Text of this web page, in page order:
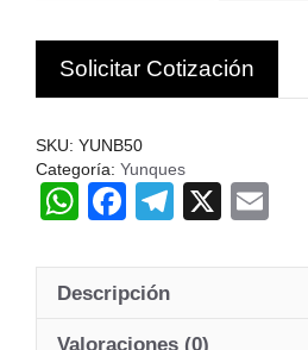
FORJA
DE
50KG
ME
cantidad
Solicitar Cotización
SKU: YUNB50
Categoría: Yunques
W
at
F
c
T
e
X
ail
Descripción
Valoraciones (0)